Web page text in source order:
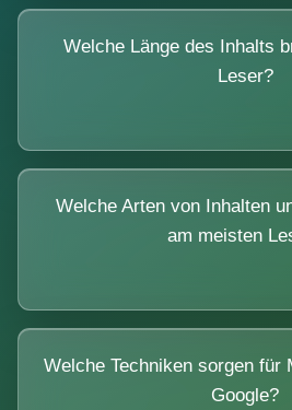
Welche Länge des Inhalts
Leser?
Welche Arten von Inhalten
am meisten
Welche Techniken sorgen für
Google?